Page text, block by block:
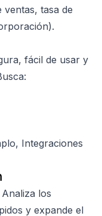
ventas, tasa de
fácil de usar y
Integraciones
los
y expande el